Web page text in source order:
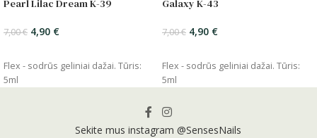
Pearl Lilac Dream K-39
7,00€ 4,90 €
Flex - sodrūs geliniai dažai. Tūris:
5ml
Galaxy K-43
7,00€ 4,90 €
Flex - sodrūs geliniai dažai. Tūris:
5ml
Sekite mus instagram @SensesNails